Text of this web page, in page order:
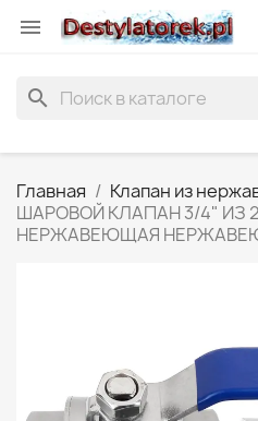

search
Главная
Клапан из
ШАРОВОЙ КЛАПАН 3/4" ИЗ
НЕРЖАВЕЮЩАЯ